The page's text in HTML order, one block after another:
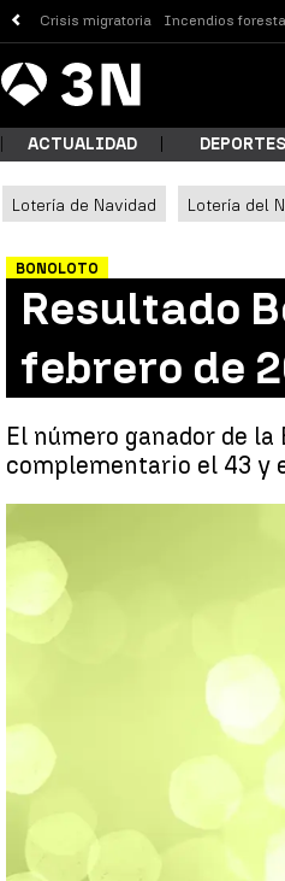
Crisis migratoria Incendios
Antena
3 Noticias
ACTUALIDAD DEPORTES
Lotería de Navidad Lotería del
BONOLOTO
Resultado
febrero de
El número ganador de la
complementario el 43 y